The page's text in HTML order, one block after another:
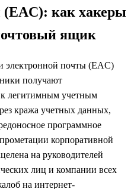
(EAC): как хакеры
ящик
электронной почты (EAC)
получают
легитимным учетным
кража учетных данных,
программное
корпоративной
на руководителей
лиц и компании всех
на интернет-